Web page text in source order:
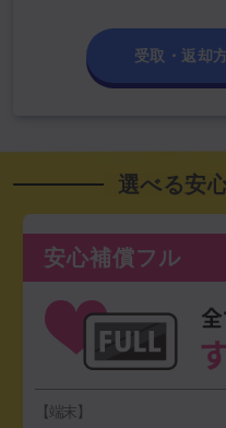
受取・返却
選べる安
安心補償フル
【端末】